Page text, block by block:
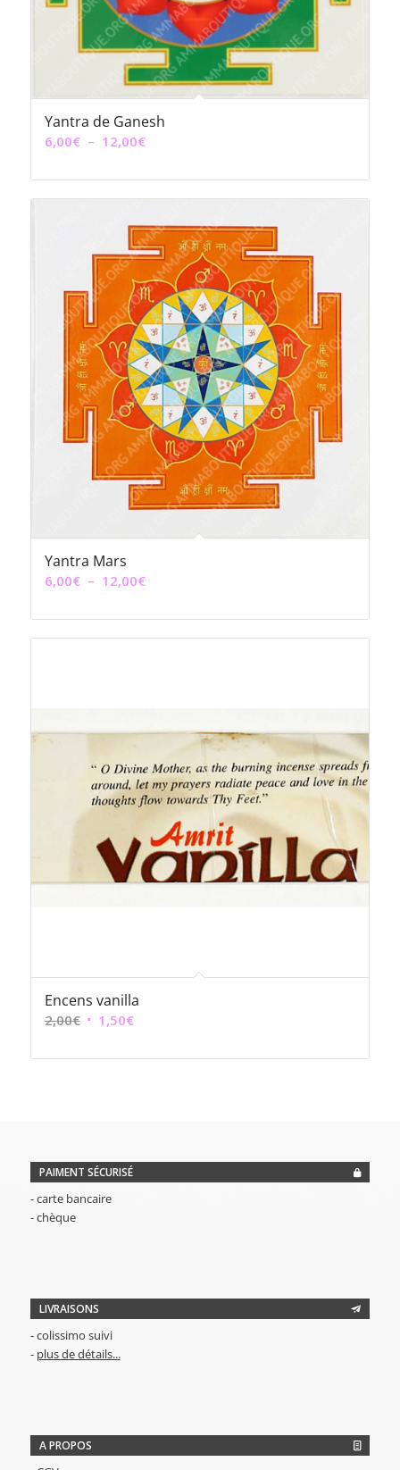
Yantra de Ganesh
6,00€ – 12,00€Plage
prix :
à
12,00€
Yantra Mars
6,00€ – 12,00€Plage
prix :
6,00€
Encens vanilla
2,00€ Le
initial
1,50€Le
actuel
PAIMENT SÉCURISÉ
- carte bancaire
- chèque
LIVRAISONS
- colissimo suivi
- plus de détails...
A PROPOS